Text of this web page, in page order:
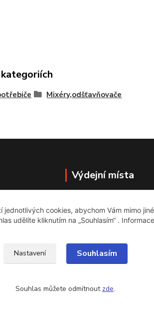
Mixéry,odšťavňovače
Výdejní místa
Husitská 55
Praha 3 ,13000
jednotlivých cookies, abychom Vám mimo
udělíte kliknutím na „Souhlasím“ .
Nastavení Souhlasím
Souhlas můžete odmítnout zde.